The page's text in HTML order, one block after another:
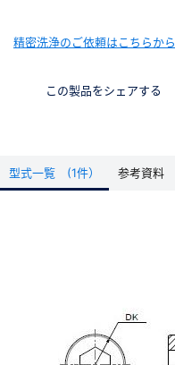
精密洗浄のご依頼はこちらから
この製品をシェアする
型式一覧 (1件） 参考資料